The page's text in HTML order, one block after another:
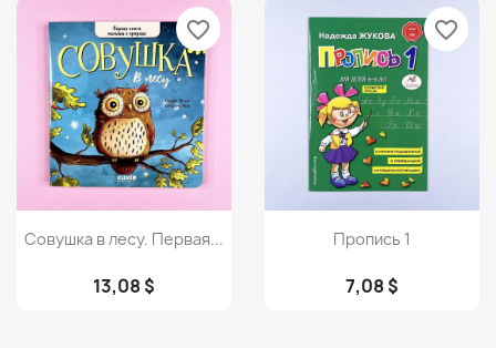
Просмотр
Совушка в лесу. Первая...
13,08 $
favorite_border
Просмотр
Пропись 1
7,08 $
favorite_border